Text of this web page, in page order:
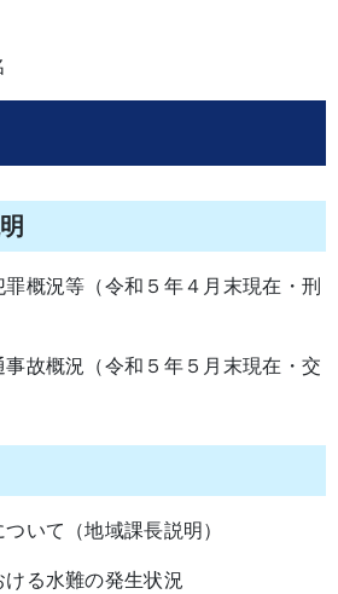
況等（令和５年４月末現在・刑
概況（令和５年５月末現在・交
て（地域課長説明）
水難の発生状況